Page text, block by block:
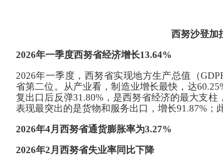
西努沙登加
2026年一季度西努省经济增长13.64%
2026年一季度 ， 西努省实现地方生产总值（
省第二位。从产业看，制造业增长最快，达
复出口后反弹31.80%，是西努省经济的最大支柱
表现最突出的是货物和服务出口，增长91.87% ；
2026年4月西努省通货膨胀率为3.27%
2026年2月西努省失业率同比下降